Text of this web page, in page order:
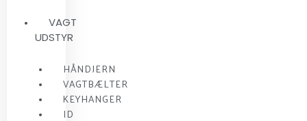
VAGT
UDSTYR
HÅNDJERN
VAGTBÆLTER
KEYHANGER
ID